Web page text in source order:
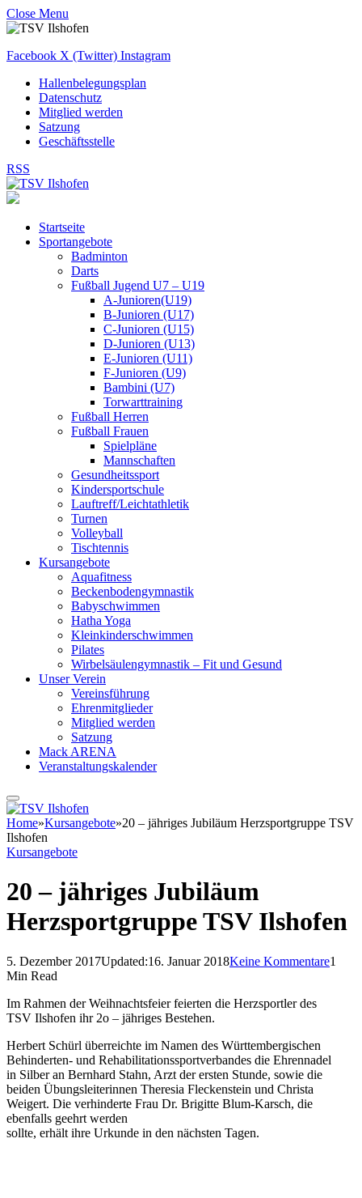
Close Menu
Facebook X (Twitter) Instagram
Hallenbelegungsplan
Datenschutz
Mitglied werden
Satzung
Geschäftsstelle
RSS
Startseite
Sportangebote
Badminton
Darts
Fußball Jugend U7 – U19
A-Junioren(U19)
B-Junioren (U17)
C-Junioren (U15)
D-Junioren (U13)
E-Junioren (U11)
F-Junioren (U9)
Bambini (U7)
Torwarttraining
Fußball Herren
Fußball Frauen
Spielpläne
Mannschaften
Gesundheitssport
Kindersportschule
Lauftreff/Leichtathletik
Turnen
Volleyball
Tischtennis
Kursangebote
Aquafitness
Beckenbodengymnastik
Babyschwimmen
Hatha Yoga
Kleinkinderschwimmen
Pilates
Wirbelsäulengymnastik – Fit und Gesund
Unser Verein
Vereinsführung
Ehrenmitglieder
Mitglied werden
Satzung
Mack ARENA
Veranstaltungskalender
Home»Kursangebote»20 – jähriges Jubiläum Herzsportgruppe TSV
Ilshofen
Kursangebote
20 – jähriges Jubiläum
Herzsportgruppe TSV Ilshofen
5. Dezember 2017Updated:16. Januar 2018Keine Kommentare1
Min Read
Im Rahmen der Weihnachtsfeier feierten die Herzsportler des
TSV Ilshofen ihr 2o – jähriges Bestehen.
Herbert Schürl überreichte im Namen des Württembergischen
Behinderten- und Rehabilitationssportverbandes die Ehrennadel
in Silber an Bernhard Stahn, Arzt der ersten Stunde, sowie die
beiden Übungsleiterinnen Theresia Fleckenstein und Christa
Weigert. Die verhinderte Frau Dr. Brigitte Blum-Karsch, die
ebenfalls geehrt werden
sollte, erhält ihre Urkunde in den nächsten Tagen.